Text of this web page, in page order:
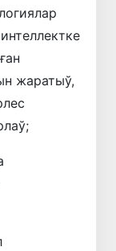
жаратыў,